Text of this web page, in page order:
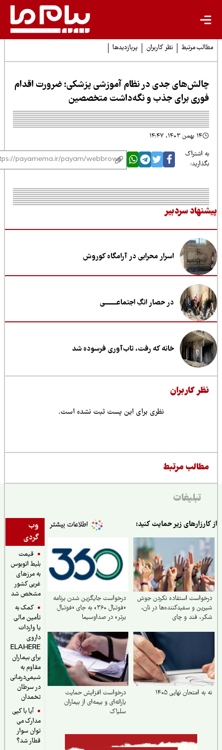
مرتبط نظر کاربران پربازدیدها
جدی در نظام آموزشی پزشکی: ضرورت اقدام
برای جذب و نگه‌داشت متخصصین
اشتراک
سردبیر
اسرار محرابی در آرامگاه کوروش
در حصار انگِ اجتماعــــــــی
خانه که رفت، تاب‌آوری فرسوده شد
کاربران
نظری برای این پست ثبت نشده است.
مرتبط
تبلیغات
وب
گردی
قیمت
بلیط اتوبوس
به مرزهای
غربی کشور
مشخص شد
کمک به
تأمین مالی
یا واردات
داروی
ELAHERE
برای بیماران
مقاوم به
شیمی‌درمانی
در سرطان
تخمدان
آیا با کپی
مدارک می
توان سوار
قطار شد؟
زیر حمایت کنید:
استفاده نکردن جوش
و سفیدکننده‌ها در نان،
قند و چای
درخواست جایگزین شدن برنامه
«فوتبال ۳۶۰» به جای «فوتبال
برتر» در صداوسیما
امتحان نهایی ۱۴۰۵
درخواست افزایش حمایت
یارانه‌ای و بیمه‌ای از بیماران